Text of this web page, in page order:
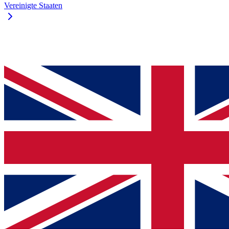
Vereinigte Staaten